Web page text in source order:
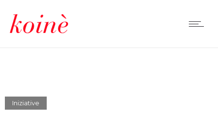
Iniziative